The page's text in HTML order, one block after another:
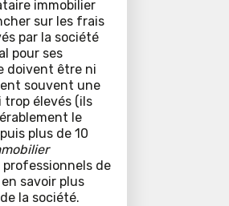
immobilier
sur les frais
par la société
pour ses
doivent être ni
souvent une
trop élevés (ils
le
plus de 10
de
savoir plus
la société.